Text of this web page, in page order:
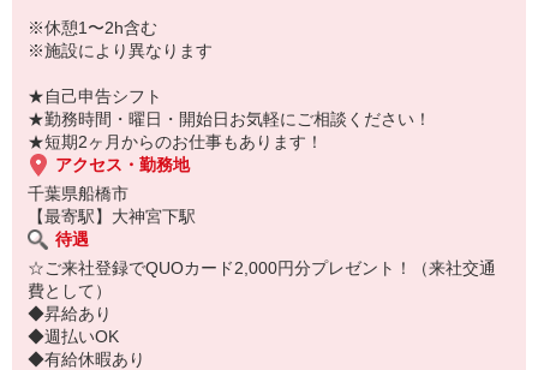
「近くの病院で働きたい」
「資格はないけど医療業界のお仕事に興味がある」
「すぐに働けるところはないかな…」
そんな方もぜひ！お気軽にご連絡ください♪
※休憩1〜2h含む
※施設により異なります
★自己申告シフト
★勤務時間・曜日・開始日お気軽にご相談ください！
★短期2ヶ月からのお仕事もあります！
アクセス・勤務地
千葉県船橋市
【最寄駅】大神宮下駅
待遇
☆ご来社登録でQUOカード2,000円分プレゼント！（来社交通
費として）
◆昇給あり
◆週払いOK
◆有給休暇あり